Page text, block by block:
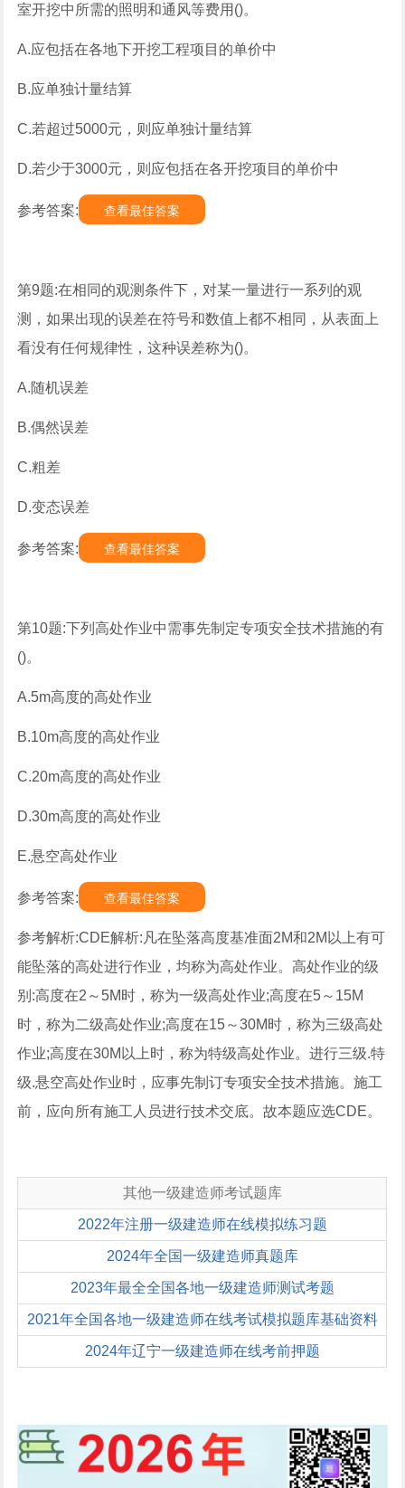
室开挖中所需的照明和通风等费用()。
A.应包括在各地下开挖工程项目的单价中
B.应单独计量结算
C.若超过5000元，则应单独计量结算
D.若少于3000元，则应包括在各开挖项目的单价中
参考答案: 查看最佳答案
第9题:在相同的观测条件下，对某一量进行一系列的观
测，如果出现的误差在符号和数值上都不相同，从表面上
看没有任何规律性，这种误差称为()。
A.随机误差
B.偶然误差
C.粗差
D.变态误差
参考答案: 查看最佳答案
第10题:下列高处作业中需事先制定专项安全技术措施的有
()。
A.5m高度的高处作业
B.10m高度的高处作业
C.20m高度的高处作业
D.30m高度的高处作业
E.悬空高处作业
参考答案: 查看最佳答案
参考解析:CDE解析:凡在坠落高度基准面2M和2M以上有可
能坠落的高处进行作业，均称为高处作业。高处作业的级
别:高度在2～5M时，称为一级高处作业;高度在5～15M
时，称为二级高处作业;高度在15～30M时，称为三级高处
作业;高度在30M以上时，称为特级高处作业。进行三级.特
级.悬空高处作业时，应事先制订专项安全技术措施。施工
前，应向所有施工人员进行技术交底。故本题应选CDE。
其他一级建造师考试题库
2022年注册一级建造师在线模拟练习题
2024年全国一级建造师真题库
2023年最全全国各地一级建造师测试考题
2021年全国各地一级建造师在线考试模拟题库基础资料
2024年辽宁一级建造师在线考前押题